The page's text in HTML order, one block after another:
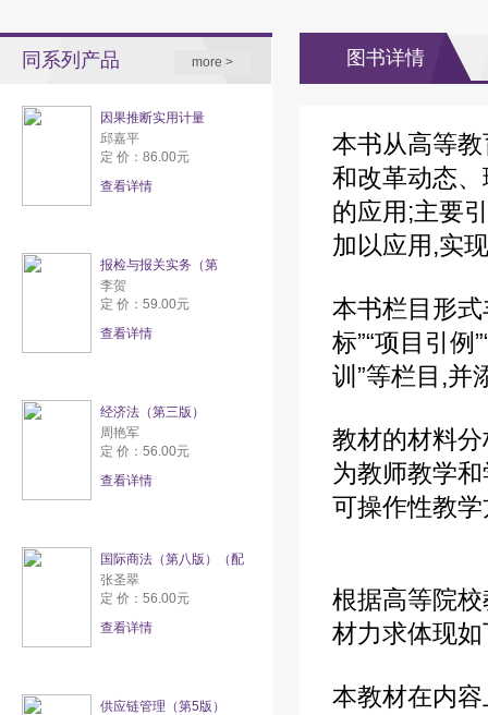
同系列产品 more >
因果推断实用计量
邱嘉平
定 价：86.00元
查看详情
报检与报关实务（第
李贺
定 价：59.00元
查看详情
经济法（第三版）
周艳军
定 价：56.00元
查看详情
国际商法（第八版）（配
张圣翠
定 价：56.00元
查看详情
供应链管理（第5版）
图书详情
本书从高等
和改革动态
的应用;主要
加以应用,实
本书栏目形式
标”“项目引例
训”等栏目,并
教材的材料
为教师教学
可操作性教
根据高等院
材力求体现
本教材在内